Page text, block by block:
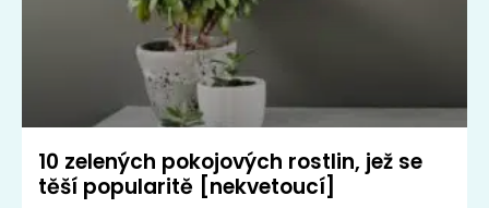
10 zelených pokojových rostlin, jež se
těší popularitě [nekvetoucí]